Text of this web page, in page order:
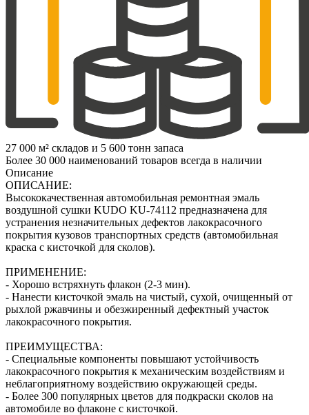
27 000 м² складов и 5 600 тонн запаса
Более 30 000 наименований товаров всегда в наличии
Описание
ОПИСАНИЕ:
Высококачественная автомобильная ремонтная эмаль
воздушной сушки KUDO KU-74112 предназначена для
устранения незначительных дефектов лакокрасочного
покрытия кузовов транспортных средств (автомобильная
краска с кисточкой для сколов).
ПРИМЕНЕНИЕ:
- Хорошо встряхнуть флакон (2‑3 мин).
- Нанести кисточкой эмаль на чистый, сухой, очищенный от
рыхлой ржавчины и обезжиренный дефектный участок
лакокрасочного покрытия.
ПРЕИМУЩЕСТВА:
- Специальные компоненты повышают устойчивость
лакокрасочного покрытия к механическим воздействиям и
неблагоприятному воздействию окружающей среды.
- Более 300 популярных цветов для подкраски сколов на
автомобиле во флаконе с кисточкой.